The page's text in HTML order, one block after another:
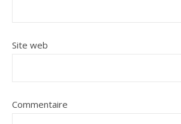
Site web
Commentaire